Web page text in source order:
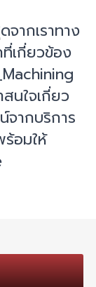
ากเราทาง
เกี่ยวข้อง
นใจเกี่ยว
จากบริการ
อมให้